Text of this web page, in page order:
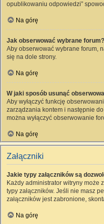
opublikowaniu odpowiedzi”
Na górę
Jak obserwować wybrane forum?
Aby obserwować wybrane forum,
się na dole strony.
Na górę
W jaki sposób usunąć
Aby wyłączyć funkcję
zarządzania kontem i następnie
można wyłączyć obserwowanie
Na górę
Załączniki
Jakie typy załączników są
Każdy administrator witryny może
typy załączników. Jeśli nie masz
załączników jest zabronione,
Na górę